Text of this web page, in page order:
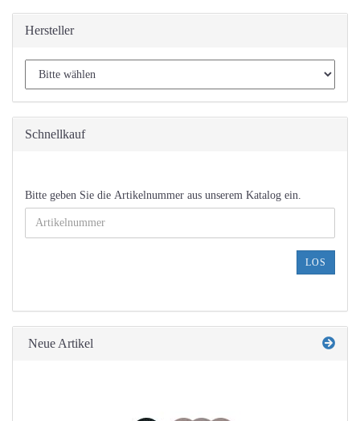
Hersteller
Schnellkauf
BITTE
GEBEN
SIE
EIN.
Bitte geben Sie die Artikelnummer aus unserem Katalog ein.
LOS
Neue Artikel